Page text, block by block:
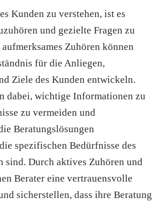
Kunden zu verstehen, ist es
und gezielte Fragen zu
Zuhören können
für die Anliegen,
Ziele des Kunden entwickeln.
dabei, wichtige Informationen zu
zu vermeiden und
Beratungslösungen
spezifischen Bedürfnisse des
sind. Durch aktives Zuhören und
Berater eine vertrauensvolle
sicherstellen, dass ihre Beratung